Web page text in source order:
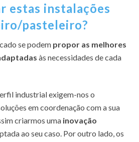
estas instalações
pasteleiro?
se podem propor as melhores
às necessidades de cada
industrial exigem-nos o
em coordenação com a sua
criarmos umainovação
ao seu caso. Por outro lado, os